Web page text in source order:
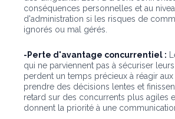
conséquences personnelles et au
d'administration si les risques de
ignorés ou mal gérés.
-Perte d'avantage concurrentiel :
qui ne parviennent pas à sécuriser
perdent un temps précieux à réagir aux
prendre des décisions lentes et
retard sur des concurrents plus agiles
donnent la priorité à une